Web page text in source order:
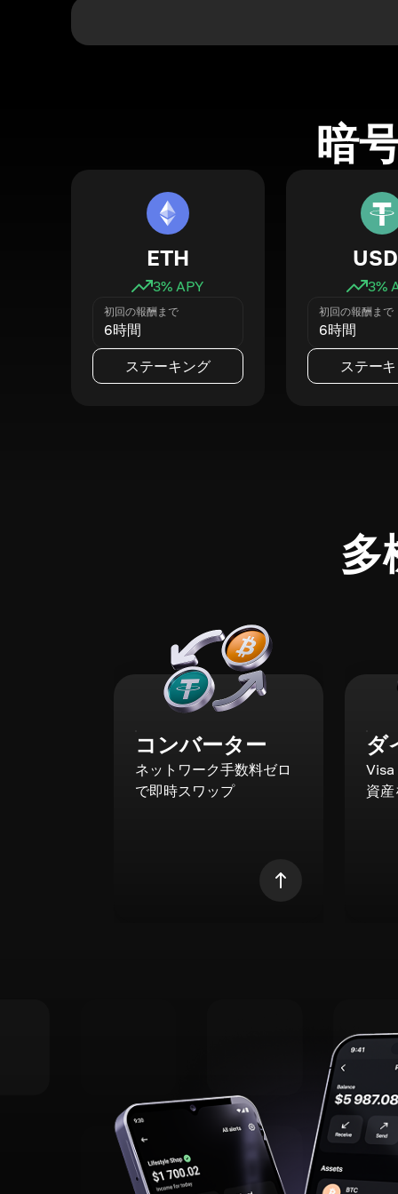
暗
ETH
3% APY
初回の報酬まで
6時間
ステーキング
3%
初回の報酬まで
6時間
ステー
多
コンバーター
ネットワーク手数料ゼロ
で即時スワップ
ダ
資